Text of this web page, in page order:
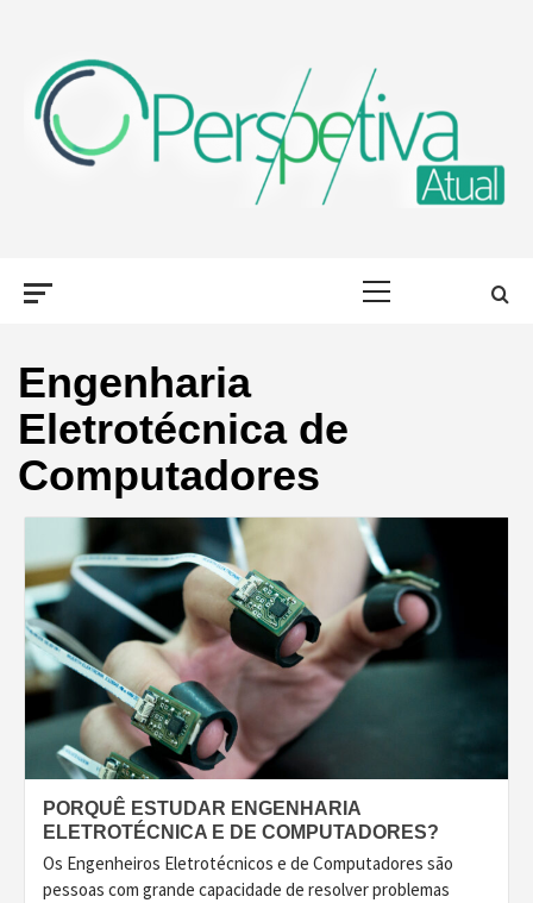
content
ATUAL
Engenharia
Eletrotécnica de
Computadores
PORQUÊ ESTUDAR ENGENHARIA
ELETROTÉCNICA E DE COMPUTADORES?
Os Engenheiros Eletrotécnicos e de Computadores são
pessoas com grande capacidade de resolver problemas